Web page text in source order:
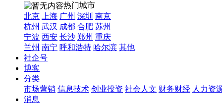
热门城市
北京
上海 广州 深圳 南京
杭州 武汉 成都 合肥 苏州
宁波 西安 长沙 郑州 重庆
兰州 南宁 呼和浩特 哈尔滨 其他
社企号
博客
分类
市场营销 信息技术 创业投资 社会人文 财务财经 人力资
消息